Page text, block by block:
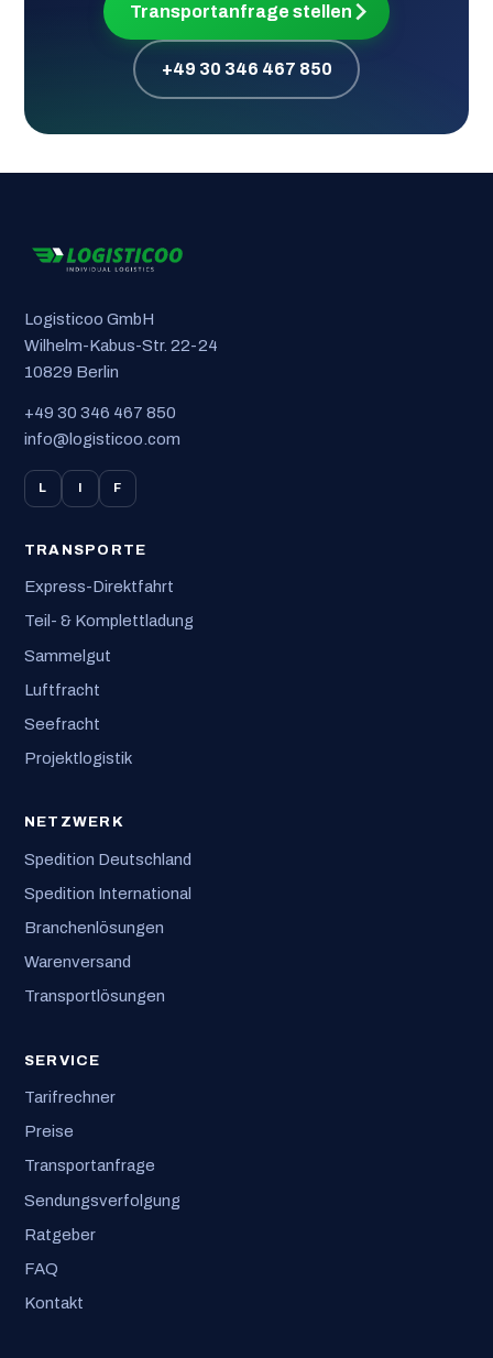
Transportanfrage stellen
+49 30 346 467 850
Logisticoo GmbH
Wilhelm-Kabus-Str. 22-24
10829 Berlin
+49 30 346 467 850
info@logisticoo.com
L F
TRANSPORTE
Express-Direktfahrt
Teil- & Komplettladung
Sammelgut
Luftfracht
Seefracht
Projektlogistik
NETZWERK
Spedition Deutschland
Spedition International
Branchenlösungen
Warenversand
Transportlösungen
SERVICE
Tarifrechner
Preise
Transportanfrage
Sendungsverfolgung
Ratgeber
FAQ
Kontakt